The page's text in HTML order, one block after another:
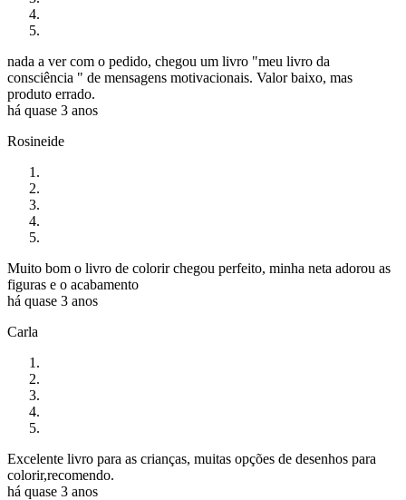
nada a ver com o pedido, chegou um livro "meu livro da
consciência " de mensagens motivacionais. Valor baixo, mas
produto errado.
há quase 3 anos
Rosineide
Muito bom o livro de colorir chegou perfeito, minha neta adorou as
figuras e o acabamento
há quase 3 anos
Carla
Excelente livro para as crianças, muitas opções de desenhos para
colorir,recomendo.
há quase 3 anos